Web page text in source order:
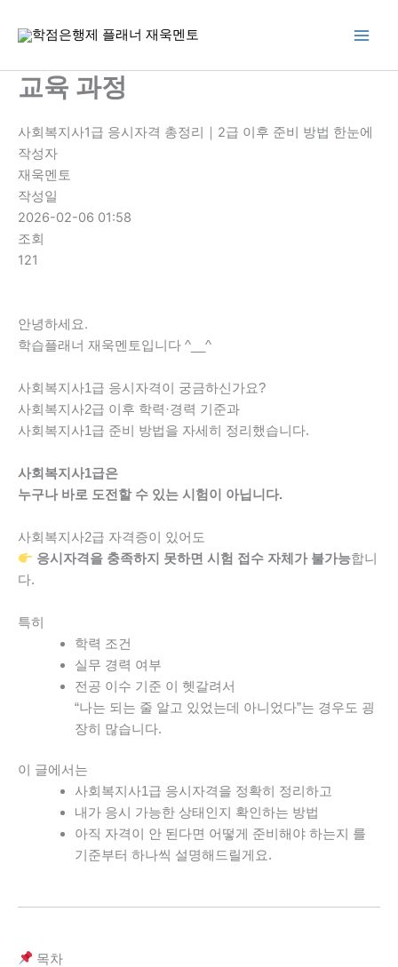
로 교육 과정
사회복지사1급 응시자격 총정리｜2급 이후 준비 방법 한눈에
작성자
재욱멘토
작성일
2026-02-06 01:58
조회
121
안녕하세요.
학습플래너 재욱멘토입니다 ^__^
사회복지사1급 응시자격이 궁금하신가요?
사회복지사2급 이후 학력·경력 기준과
사회복지사1급 준비 방법을 자세히 정리했습니다.
사회복지사1급은
누구나 바로 도전할 수 있는 시험이 아닙니다.
사회복지사2급 자격증이 있어도
응시자격을 충족하지 못하면 시험 접수 자체가 불가능합니
다.
특히
학력 조건
실무 경력 여부
전공 이수 기준 이 헷갈려서
“나는 되는 줄 알고 있었는데 아니었다”는 경우도 굉
장히 많습니다.
이 글에서는
사회복지사1급 응시자격을 정확히 정리하고
내가 응시 가능한 상태인지 확인하는 방법
아직 자격이 안 된다면 어떻게 준비해야 하는지
를
기준부터 하나씩 설명해드릴게요.
목차